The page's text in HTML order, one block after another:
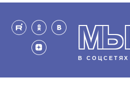
МЫ
В СОЦСЕТЯХ